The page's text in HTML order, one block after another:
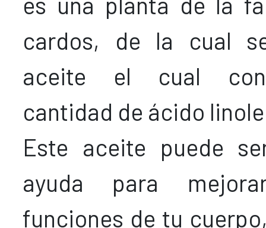
cardos, de la cual
aceite el cual
cantidad de ácido
Este aceite puede
ayuda para
funciones de tu